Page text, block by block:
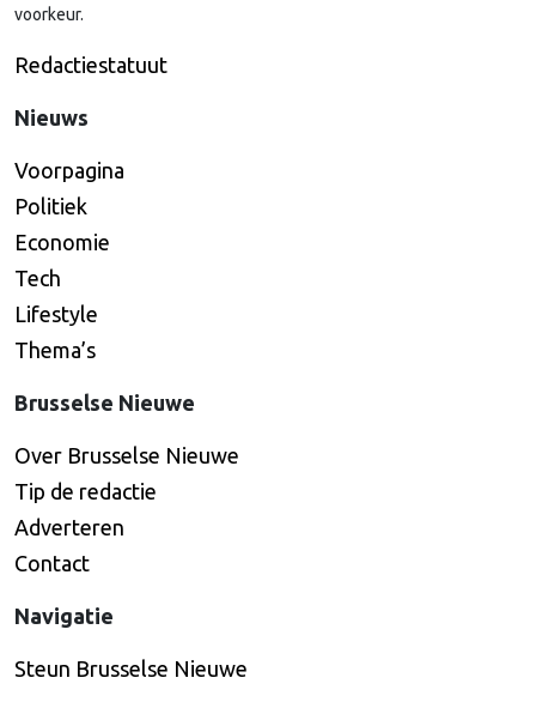
voorkeur.
Redactiestatuut
Nieuws
Voorpagina
Politiek
Economie
Tech
Lifestyle
Thema’s
Brusselse Nieuwe
Over Brusselse Nieuwe
Tip de redactie
Adverteren
Contact
Navigatie
Steun Brusselse Nieuwe